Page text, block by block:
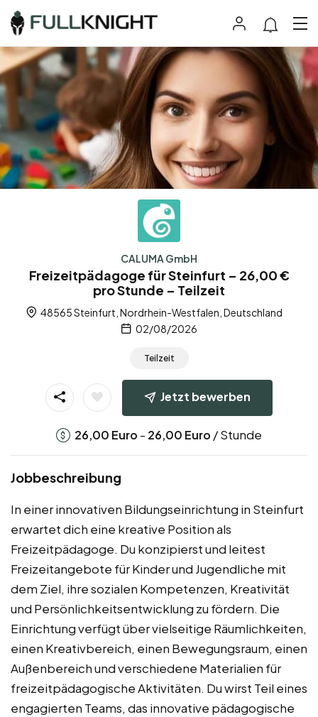
CALUMA GmbH
Freizeitpädagoge für Steinfurt – 26,00 €
pro Stunde – Teilzeit
48565 Steinfurt, Nordrhein-Westfalen, Deutschland
02/08/2026
Teilzeit
Jetzt bewerben
26,00 Euro - 26,00 Euro / Stunde
Jobbeschreibung
In einer innovativen Bildungseinrichtung in Steinfurt
erwartet dich eine kreative Position als
Freizeitpädagoge. Du konzipierst und leitest
Freizeitangebote für Kinder und Jugendliche mit
dem Ziel, ihre sozialen Kompetenzen, Kreativität
und Persönlichkeitsentwicklung zu fördern. Die
Einrichtung verfügt über vielseitige Räumlichkeiten,
einen Kreativbereich, einen Bewegungsraum, einen
Außenbereich und verschiedene Materialien für
freizeitpädagogische Aktivitäten. Du wirst Teil eines
engagierten Teams, das innovative pädagogische